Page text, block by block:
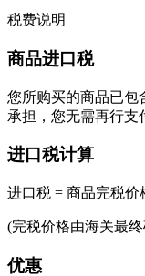
税费说明
商品进口税
您所购买的商品已包
承担，您无需再行支
进口税计算
进口税 = 商品完税
(完税价格由海关最
优惠